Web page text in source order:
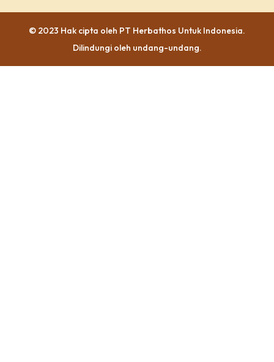
© 2023 Hak cipta oleh PT Herbathos Untuk Indonesia.
Dilindungi oleh undang-undang.